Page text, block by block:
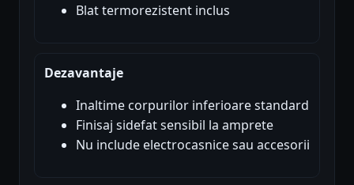
Blat termorezistent inclus
Dezavantaje
Inaltime corpurilor inferioare standard
Finisaj sidefat sensibil la amprete
Nu include electrocasnice sau accesorii